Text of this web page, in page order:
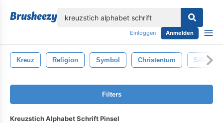
Einloggen Anmelden
Kreuz Religion Symbol Christentum
Filters
Kreuzstich Alphabet Schrift Pinsel